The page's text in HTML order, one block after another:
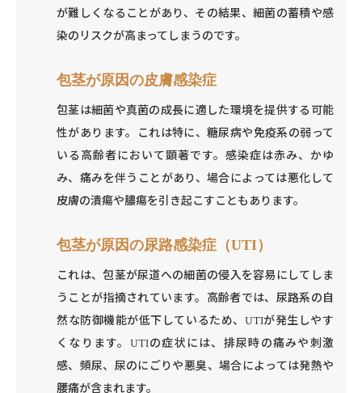
が難しくなることがあり、その結果、細菌の蓄積や感
染のリスクが高まってしまうのです。
包茎が原因の皮膚感染症
包茎は細菌や真菌の成長に適した環境を提供する可能
性があります。これは特に、糖尿病や免疫系の弱って
いる高齢者において顕著です。感染症は赤み、かゆ
み、痛みを伴うことがあり、場合によっては悪化して
皮膚の潰瘍や膿瘍を引き起こすこともあります。
包茎が原因の尿路感染症（UTI）
これは、包茎が尿道への細菌の侵入を容易にしてしま
うことが指摘されています。高齢者では、尿路系の自
然な防御機能が低下しているため、UTIが発生しやす
くなります。UTIの症状には、排尿時の痛みや刺激
感、頻尿、尿のにごりや悪臭、場合によっては発熱や
腰痛が含まれます。